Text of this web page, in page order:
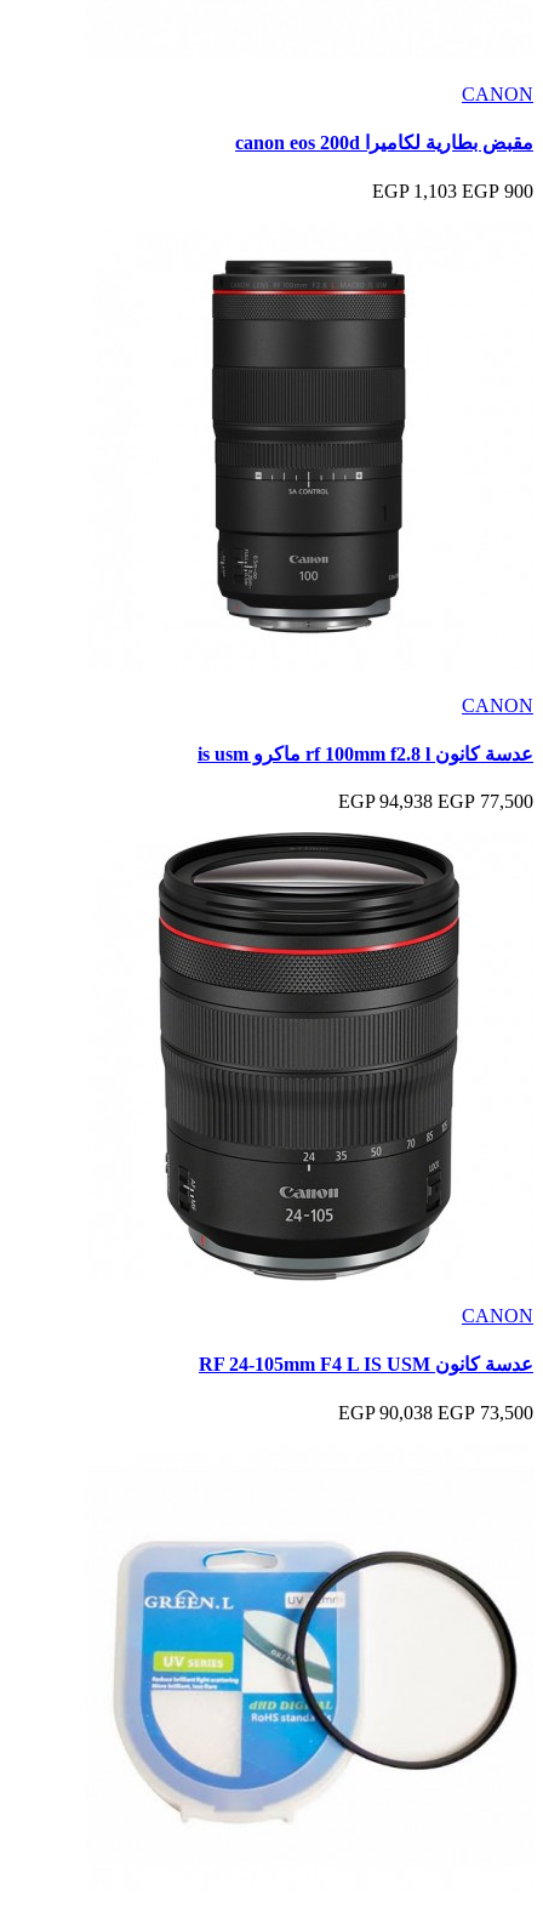
CANON
مقبض بطارية لكاميرا canon eos 200d
900 EGP
1,103 EGP
CANON
عدسة كانون rf 100mm f2.8 l ماكرو is usm
77,500 EGP
94,938 EGP
CANON
عدسة كانون RF ‎24-105mm F4 L IS USM
73,500 EGP
90,038 EGP